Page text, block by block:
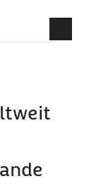
der